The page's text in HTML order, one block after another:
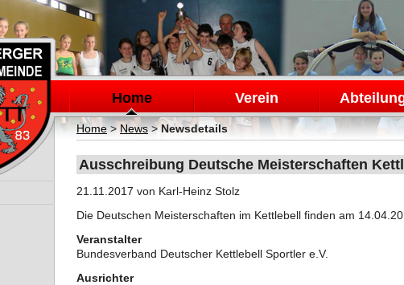
Navigation
überspringen
Home Verein
Home> News>Newsdetails
Ausschreibung Deutsche Meisterschaften
21.11.2017 von Karl-Heinz Stolz
Die Deutschen Meisterschaften im Kettlebell finden am
Veranstalter
Bundesverband Deutscher Kettlebell Sportler e.V.
Ausrichter